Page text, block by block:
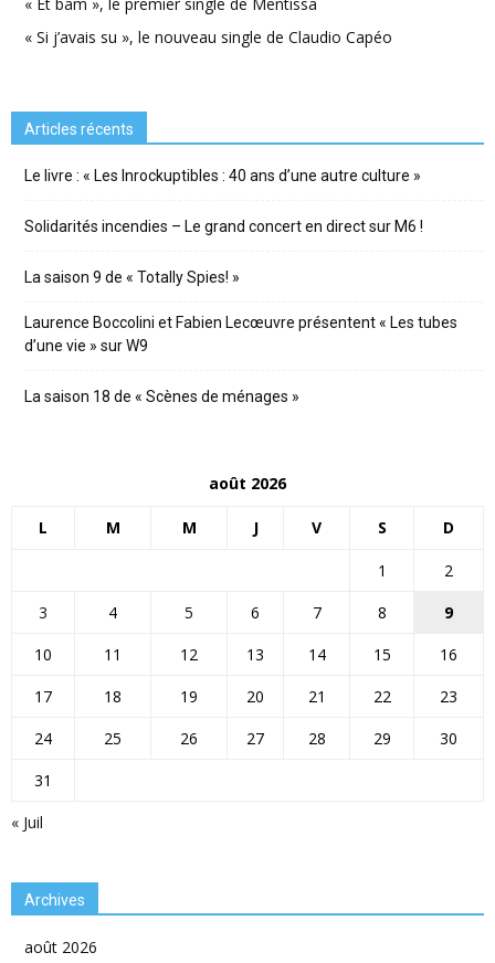
« Si j’avais su », le nouveau single de Claudio Capéo
Articles récents
Le livre : « Les Inrockuptibles : 40 ans d’une autre culture »
Solidarités incendies – Le grand concert en direct sur M6 !
La saison 9 de « Totally Spies! »
Laurence Boccolini et Fabien Lecœuvre présentent « Les tubes
d’une vie » sur W9
La saison 18 de « Scènes de ménages »
août 2026
L M M J V S D
« Juil
1
2
3
4 5 6 7 8
9
10
11 12 13 14 15
16
17
18 19 20 21 22
23
24
25 26 27 28 29
30
31
Archives
août 2026